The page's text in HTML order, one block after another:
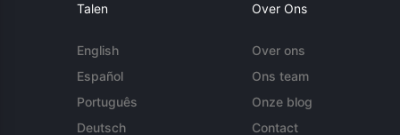
Talen
English
Español
Português
Deutsch
Over Ons
Over ons
Ons team
Onze blog
Contact